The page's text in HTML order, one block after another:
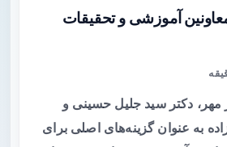
آموزشی و تحقیقات
مهر، دکتر سید جلیل حسینی و
به عنوان گزینه‌های اصلی برای